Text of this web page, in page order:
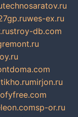
technosaratov.ru
wes-ex.ru
stroy-db.com
mirjon.ru
sp-or.ru